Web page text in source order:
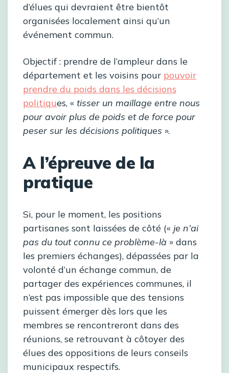
d’élues qui devraient être bientôt
organisées localement ainsi qu’un
événement commun.
Objectif : prendre de l’ampleur dans le
département et les voisins pour pouvoir
prendre du poids dans les décisions
politiques, « tisser un maillage entre nous
pour avoir plus de poids et de force pour
peser sur les décisions politiques ».
A l’épreuve de la
pratique
Si, pour le moment, les positions
partisanes sont laissées de côté (« je n’ai
pas du tout connu ce problème-là » dans
les premiers échanges), dépassées par la
volonté d’un échange commun, de
partager des expériences communes, il
n’est pas impossible que des tensions
puissent émerger dès lors que les
membres se rencontreront dans des
réunions, se retrouvant à côtoyer des
élues des oppositions de leurs conseils
municipaux respectifs.